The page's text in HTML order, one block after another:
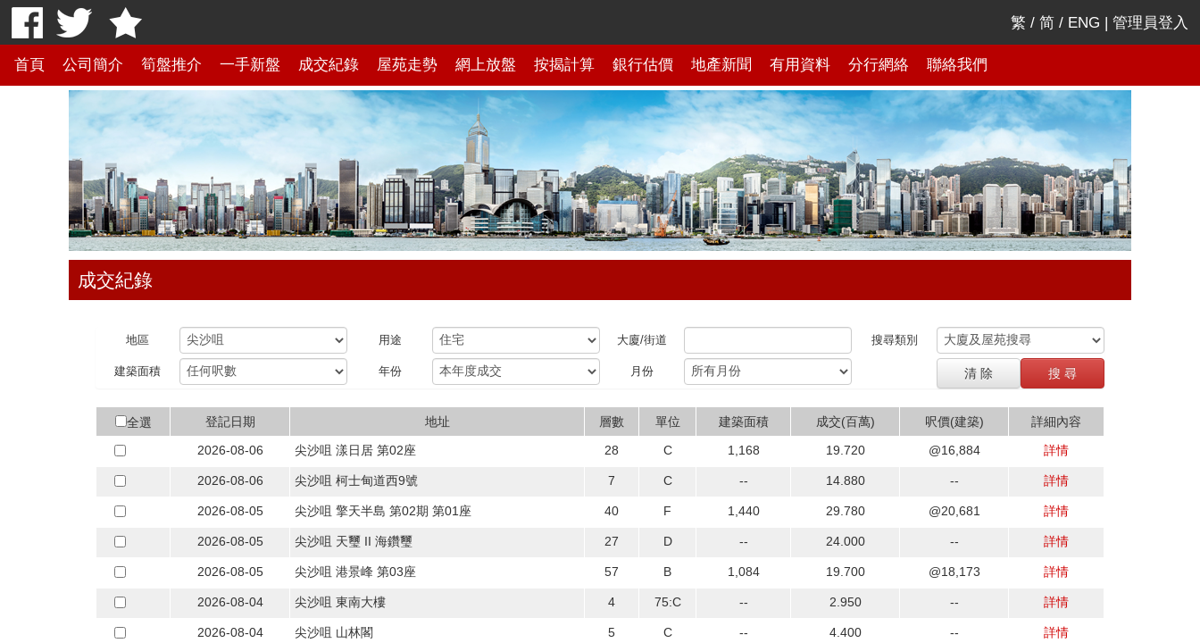
繁 / 简 / ENG | 管理員登入
首頁 公司簡介 筍盤推介 一手新盤 成交紀錄 屋苑走勢 網上放盤 按揭計算 銀行估價 地產新聞 有用資料 分行網絡 聯絡我們
成交紀錄
地區 用途 大廈/街道 搜尋類別
建築面積 年份 月份
全選 登記日期 地址 層數 單位 建築面積 成交(百萬) 呎價(建築)
詳細內容
2026-08-06
尖沙咀 漾日居 第02座 28 C 1,168 19.720 @16,884 詳情
2026-08-06 尖沙咀 柯士甸道西9號 7 C -- 14.880 -- 詳情
2026-08-05 尖沙咀 擎天半島 第02期 第01座 40 F 1,440 29.780 @20,681 詳情
2026-08-05 尖沙咀 天璽 II 海鑽璽 27 D -- 24.000 -- 詳情
2026-08-05 尖沙咀 港景峰 第03座 57 B 1,084 19.700 @18,173 詳情
2026-08-04 尖沙咀 東南大樓 4 75:C -- 2.950 -- 詳情
2026-08-04 尖沙咀 山林閣 5 C -- 4.400 -- 詳情